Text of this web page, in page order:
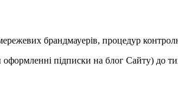
брандмауерів, процедур
підписки на блог Сайту) до